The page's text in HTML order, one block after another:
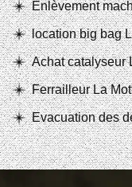
Enlèvement
location big bag
Achat catalyseur
Ferrailleur La
Evacuation des